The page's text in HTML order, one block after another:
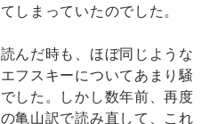
しまっていたのでした。
んだ時も、ほぼ同じような
フスキーについてあまり騒
した。しかし数年前、再度
亀山訳で読み直して、これ